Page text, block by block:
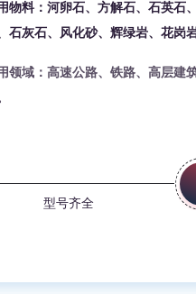
物料：河卵石、方解石、石英石
石灰石、风化砂、辉绿岩、花岗
领域：高速公路、铁路、高层建
型号齐全